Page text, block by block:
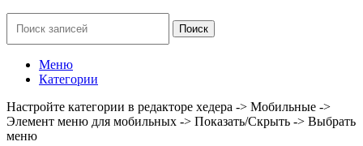
Поиск
Меню
Категории
Настройте категории в редакторе хедера -> Мобильные ->
Элемент меню для мобильных -> Показать/Скрыть -> Выбрать
меню